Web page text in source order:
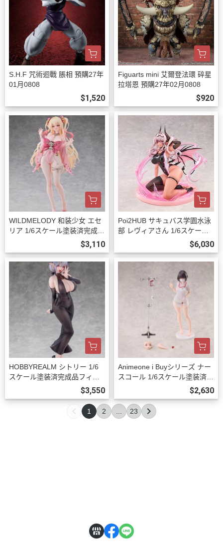
S.H.F 咒術迴戰 脹相 預購27年
01月0808
$1,520
Figuarts mini 艾爾登法環 碎星
拉塔恩 預購27年02月0808
$920
WILDMELODY 和装少女 エセ
リア 1/6スケール塗装済完成品
フィギュア 預購27年08月102
3
$3,110
Poi2HUB サキュバス学園水泳
部 レヴィアさん 1/6スケール
塗装済完成品フィギュア 豪華
版 預購27年06月1023
$6,030
HOBBYREALM シトリー 1/6
スケール塗装済完成品フィギ
ュア 豪華版 預購27年03月100
9
$3,550
Animeone i Buyシリーズ ナー
スコール 1/6スケール塗装済完
成品フィギュア 初回限定版 預
購26年12月1002
$2,630
1 2 ... 23